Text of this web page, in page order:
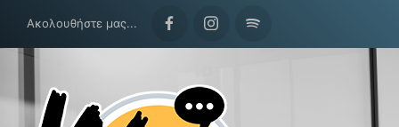
Ακολουθήστε μας...
FacebookInstagramSpotify